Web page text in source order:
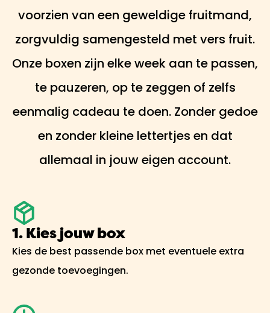
voorzien van een geweldige fruitmand,
zorgvuldig samengesteld met vers fruit.
Onze boxen zijn elke week aan te passen,
te pauzeren, op te zeggen of zelfs
eenmalig cadeau te doen. Zonder gedoe
en zonder kleine lettertjes en dat
allemaal in jouw eigen account.
1. Kies jouw box
Kies de best passende box met eventuele extra
gezonde toevoegingen.